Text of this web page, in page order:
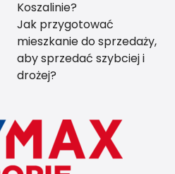
Koszalinie?
Jak przygotować
mieszkanie do sprzedaży,
aby sprzedać szybciej i
drożej?